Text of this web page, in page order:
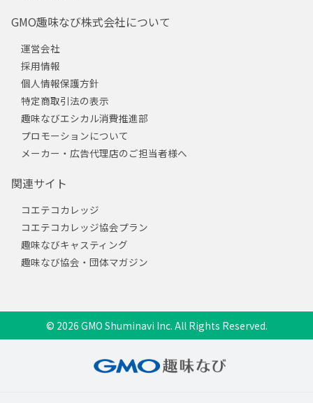
GMO趣味なび株式会社について
運営会社
採用情報
個人情報保護方針
特定商取引法の表示
趣味なびエシカル消費推進部
プロモーションについて
メーカー・広告代理店のご担当者様へ
関連サイト
コエテコカレッジ
コエテコカレッジ協会プラン
趣味なびキャスティング
趣味なび協会・団体マガジン
© 2026 GMO Shuminavi Inc. All Rights Reserved.